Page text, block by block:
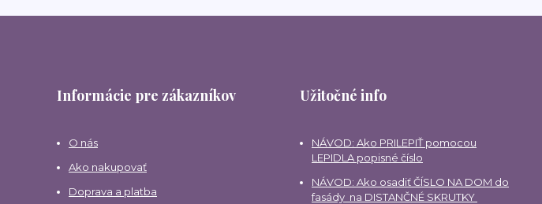
Informácie pre zákazníkov
O nás
Ako nakupovať
Doprava a platba
Užitočné info
NÁVOD: Ako PRILEPIŤ pomocou
LEPIDLA popisné číslo
NÁVOD: Ako osadiť ČÍSLO NA DOM do
fasády na DISTANČNÉ SKRUTKY